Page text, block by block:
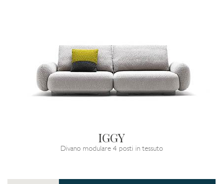
IGGY
Divano modulare 4 posti in tessuto